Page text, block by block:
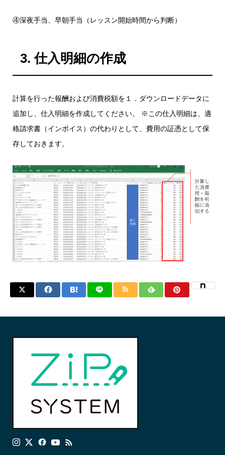
④深夜手当、早朝手当（レッスン開始時間から判断）
3. 仕入明細の作成
計算を行った報酬および消費税額を１．ダウンロードデータに
追加し、仕入明細を作成してください。 ※この仕入明細は、適
格請求書（インボイス）の代わりとして、費用の証憑として保
存しておきます。